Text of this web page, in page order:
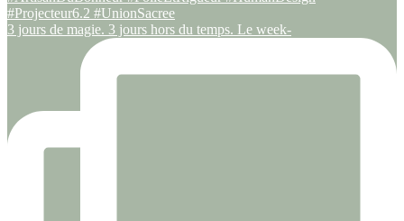
3 jours de magie. 3 jours hors du temps. Le week-